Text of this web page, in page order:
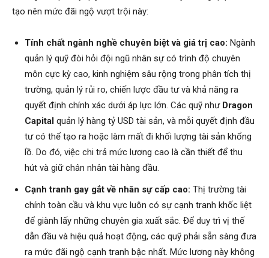
tạo nên mức đãi ngộ vượt trội này:
Tính chất ngành nghề chuyên biệt và giá trị cao: Ngành
quản lý quỹ đòi hỏi đội ngũ nhân sự có trình độ chuyên
môn cực kỳ cao, kinh nghiệm sâu rộng trong phân tích thị
trường, quản lý rủi ro, chiến lược đầu tư và khả năng ra
quyết định chính xác dưới áp lực lớn. Các quỹ như Dragon
Capital quản lý hàng tỷ USD tài sản, và mỗi quyết định đầu
tư có thể tạo ra hoặc làm mất đi khối lượng tài sản khổng
lồ. Do đó, việc chi trả mức lương cao là cần thiết để thu
hút và giữ chân nhân tài hàng đầu.
Cạnh tranh gay gắt về nhân sự cấp cao: Thị trường tài
chính toàn cầu và khu vực luôn có sự cạnh tranh khốc liệt
để giành lấy những chuyên gia xuất sắc. Để duy trì vị thế
dẫn đầu và hiệu quả hoạt động, các quỹ phải sẵn sàng đưa
ra mức đãi ngộ cạnh tranh bậc nhất. Mức lương này không